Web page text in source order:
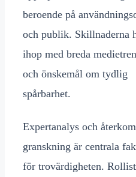
beroende på
och publik. Skillnaderna
ihop med breda
och önskemål om tydlig
spårbarhet.
Expertanalys och
granskning är centrala
för trovärdigheten.